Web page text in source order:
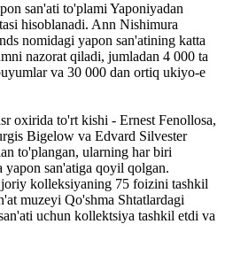
san'ati to'plami Yaponiyadan
hisoblanadi. Ann Nishimura
nomidagi yapon san'atining katta
nazorat qiladi, jumladan 4 000 ta
va 30 000 dan ortiq ukiyo-e
oxirida to'rt kishi - Ernest Fenollosa,
Bigelow va Edvard Silvester
to'plangan, ularning har biri
yapon san'atiga qoyil qolgan.
kolleksiyaning 75 foizini tashkil
muzeyi Qo'shma Shtatlardagi
uchun kollektsiya tashkil etdi va